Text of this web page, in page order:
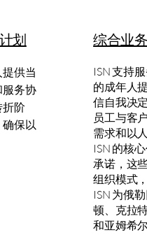
划
供当
务协
折阶
保以
综合业
ISN 支持
的成年人
信自我决
员工与客
需求和以
ISN 的核
承诺，这
组织模式
ISN 为俄
顿、克拉
和亚姆希